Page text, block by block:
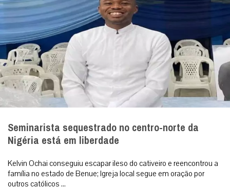
Seminarista sequestrado no centro-norte da
Nigéria está em liberdade
Kelvin Ochai conseguiu escapar ileso do cativeiro e reencontrou a
família no estado de Benue; Igreja local segue em oração por
outros católicos ...